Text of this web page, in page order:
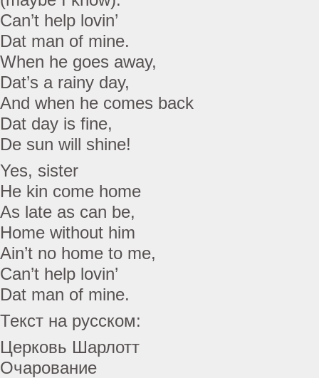
Can’t help lovin’
Dat man of mine.
When he goes away,
Dat’s a rainy day,
And when he comes back
Dat day is fine,
De sun will shine!
Yes, sister
He kin come home
As late as can be,
Home without him
Ain’t no home to me,
Can’t help lovin’
Dat man of mine.
Текст на русском:
Церковь Шарлотт
Очарование